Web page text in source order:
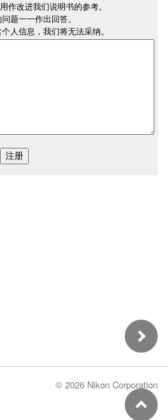
© 2026 Nikon Corporation